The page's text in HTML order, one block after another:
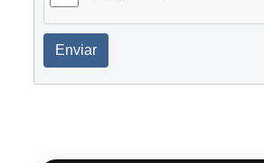
Enviar